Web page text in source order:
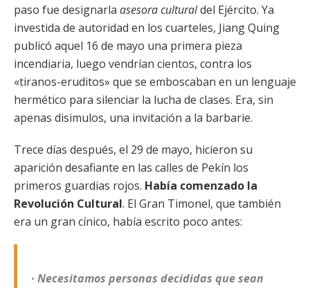
paso fue designarla asesora culturaldel Ejército. Ya
investida de autoridad en los cuarteles, Jiang Quing
publicó aquel 16 de mayo una primera pieza
incendiaria, luego vendrían cientos, contra los
«tiranos-eruditos» que se emboscaban en un lenguaje
hermético para silenciar la lucha de clases. Era, sin
apenas disimulos, una invitación a la barbarie.
Trece días después, el 29 de mayo, hicieron su
aparición desafiante en las calles de Pekín los
primeros guardias rojos. Había comenzado la
Revolución Cultural. El Gran Timonel, que también
era un gran cínico, había escrito poco antes:
· Necesitamos personas decididas que sean